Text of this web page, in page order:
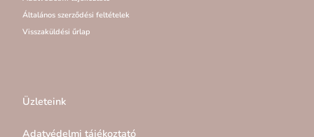
Általános szerződési feltételek
Visszaküldési űrlap
Üzleteink
Adatvédelmi tájékoztató